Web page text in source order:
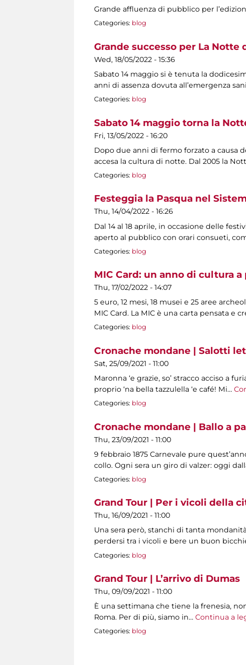
Grande affluenza di pubblico per
Categories: blog
Grande successo per La Notte
Wed, 18/05/2022 - 15:36
Sabato 14 maggio si è tenuta la
anni di assenza dovuta all’emergenza
Categories: blog
Sabato 14 maggio torna la
Fri, 13/05/2022 - 16:20
Dopo due anni di fermo forzato a causa
accesa la cultura di notte. Dal 2005 la
Categories: blog
Festeggia la Pasqua nel
Thu, 14/04/2022 - 16:26
Dal 14 al 18 aprile, in occasione delle
aperto al pubblico con orari consueti,
Categories: blog
MIC Card: un anno di cultura
Thu, 17/02/2022 - 14:07
5 euro, 12 mesi, 18 musei e 25 aree
MIC Card. La MIC è una carta pensata e
Categories: blog
Cronache mondane | Salotti
Sat, 25/09/2021 - 11:00
Maronna ‘e grazie, so’ stracco acciso a
proprio ‘na bella tazzulella ‘e café! Mi…
Categories: blog
Cronache mondane | Ballo a
Thu, 23/09/2021 - 11:00
9 febbraio 1875 Carnevale pure
collo. Ogni sera un giro di valzer: oggi
Categories: blog
Grand Tour | Per i vicoli della
Thu, 16/09/2021 - 11:00
Una sera però, stanchi di tanta
perdersi tra i vicoli e bere un buon
Categories: blog
Grand Tour | L’arrivo di Dumas
Thu, 09/09/2021 - 11:00
È una settimana che tiene la frenesia,
Roma. Per di più, siamo in… Continua a
Categories: blog